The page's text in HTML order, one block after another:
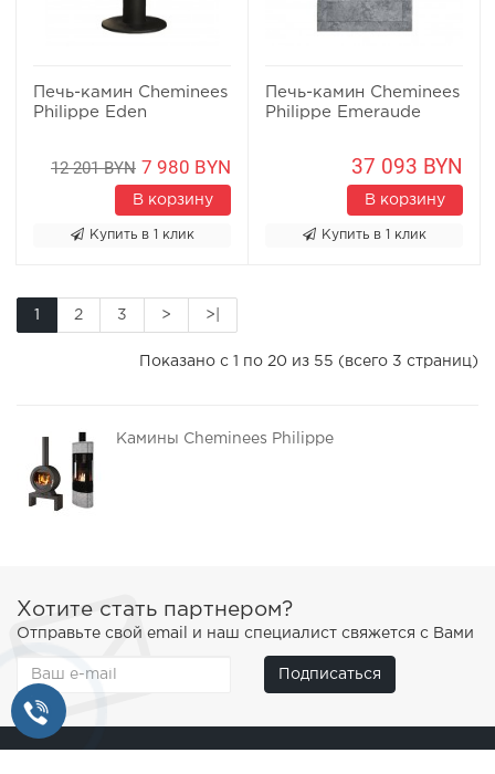
Печь-камин Cheminees
Philippe Eden
12 201 BYN 7 980 BYN
В корзину
Купить в 1 клик
Печь-камин Cheminees
Philippe Emeraude
37 093 BYN
В корзину
Купить в 1 клик
1 2 3 > >|
Показано с 1 по 20 из 55 (всего 3 страниц)
Камины Cheminees Philippe
Хотите стать партнером?
Отправьте свой email и наш специалист свяжется с Вами
Подписаться